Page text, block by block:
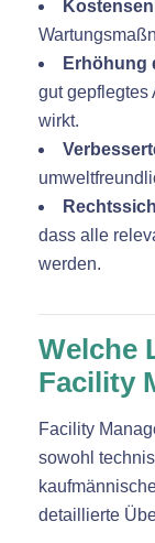
Erhöhung
gut gepflegtes
wirkt.
dass alle
werden.
Welche
Facility
Facility
sowohl
detaillierte